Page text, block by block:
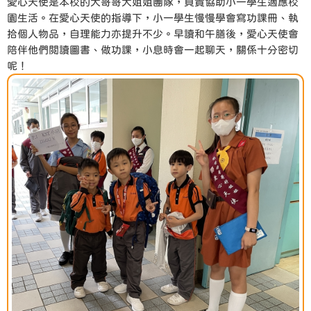
園生活。在愛心天使的指導下，小一學生慢慢學會寫功課冊、執
拾個人物品，自理能力亦提升不少。早讀和午膳後，愛心天使會
陪伴他們閲讀圖書、做功課，小息時會一起聊天，關係十分密切
呢！